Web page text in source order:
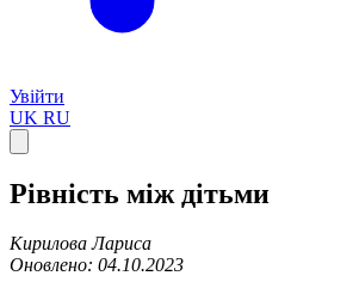
Увійти
UK RU
Рівність між дітьми
Кирилова Лариса
Оновлено: 04.10.2023